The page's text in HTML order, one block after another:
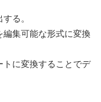
る。
編集可能な形式に変換
トに変換することでデ